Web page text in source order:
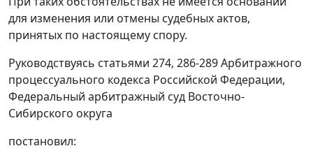
для изменения или отмены судебных актов,
принятых по настоящему спору.
Руководствуясь статьями 274, 286-289 Арбитражного
процессуального кодекса Российской Федерации,
Федеральный арбитражный суд Восточно-
Сибирского округа
постановил: